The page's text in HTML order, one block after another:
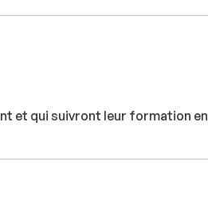
et qui suivront leur formation en